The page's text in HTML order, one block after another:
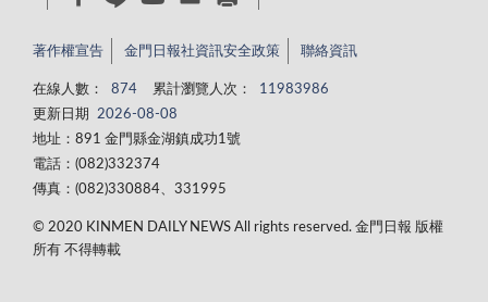
著作權宣告 金門日報社資訊安全政策 聯絡資訊
在線人數： 874 累計瀏覽人次：
11983986
更新日期
2026-08-08
地址：891 金門縣金湖鎮成功1號
電話：(082)332374
傳真：(082)330884、331995
© 2020 KINMEN DAILY NEWS All rights reserved. 金門日報 版權
所有 不得轉載